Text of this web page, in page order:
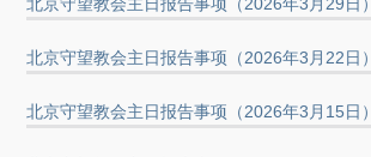
北京守望教会主日报告事项（2026年3月22日）
北京守望教会主日报告事项（2026年3月15日）